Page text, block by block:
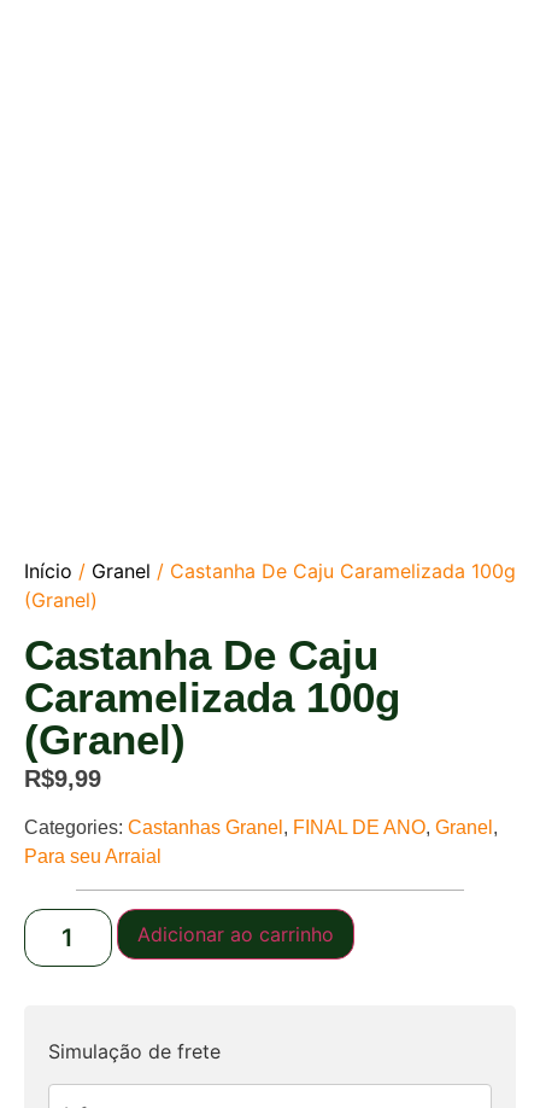
Início / Granel / Castanha De Caju Caramelizada 100g
(Granel)
Castanha De Caju
Caramelizada 100g
(Granel)
R$9,99
Categories: Castanhas Granel , FINAL DE ANO, Granel ,
Para seu Arraial
Adicionar ao carrinho
Simulação de frete